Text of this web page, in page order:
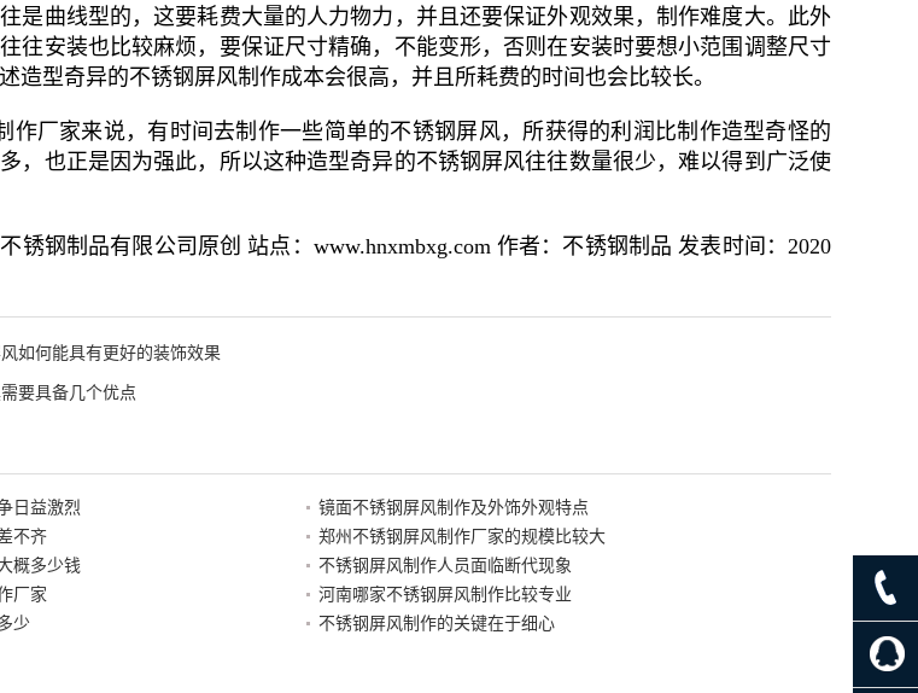
是曲线型的，这要耗费大量的人力物力，并且还要保证外观效果，制作难度大。此外
往安装也比较麻烦，要保证尺寸精确，不能变形，否则在安装时要想小范围调整尺寸
造型奇异的不锈钢屏风制作成本会很高，并且所耗费的时间也会比较长。
作厂家来说，有时间去制作一些简单的不锈钢屏风，所获得的利润比制作造型奇怪的
，也正是因为强此，所以这种造型奇异的不锈钢屏风往往数量很少，难以得到广泛使
锈钢制品有限公司原创 站点：www.hnxmbxg.com 作者：不锈钢制品 发表时间：2020
如何能具有更好的装饰效果
要具备几个优点
日益激烈
镜面不锈钢屏风制作及外饰外观特点
不齐
郑州不锈钢屏风制作厂家的规模比较大
概多少钱
不锈钢屏风制作人员面临断代现象
厂家
河南哪家不锈钢屏风制作比较专业
少
不锈钢屏风制作的关键在于细心